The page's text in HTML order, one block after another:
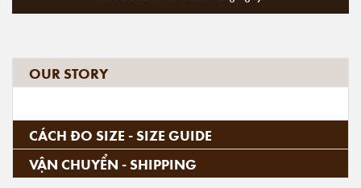
OUR STORY
CÁCH ĐO SIZE - SIZE GUIDE
VẬN CHUYỂN - SHIPPING